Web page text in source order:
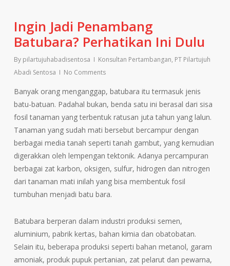
Ingin Jadi Penambang
Batubara? Perhatikan Ini Dulu
By pilartujuhabadisentosa Konsultan Pertambangan, PT Pilartujuh
Abadi Sentosa
No Comments
Banyak orang menganggap, batubara itu termasuk jenis
batu-batuan. Padahal bukan, benda satu ini berasal dari sisa
fosil tanaman yang terbentuk ratusan juta tahun yang lalun.
Tanaman yang sudah mati bersebut bercampur dengan
berbagai media tanah seperti tanah gambut, yang kemudian
digerakkan oleh lempengan tektonik. Adanya percampuran
berbagai zat karbon, oksigen, sulfur, hidrogen dan nitrogen
dari tanaman mati inilah yang bisa membentuk fosil
tumbuhan menjadi batu bara.
Batubara berperan dalam industri produksi semen,
aluminium, pabrik kertas, bahan kimia dan obatobatan.
Selain itu, beberapa produksi seperti bahan metanol, garam
amoniak, produk pupuk pertanian, zat pelarut dan pewarna,